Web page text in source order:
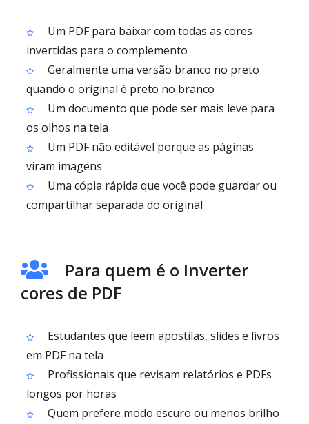
Um PDF para baixar com todas as cores
invertidas para o complemento
Geralmente uma versão branco no preto
quando o original é preto no branco
Um documento que pode ser mais leve para
os olhos na tela
Um PDF não editável porque as páginas
viram imagens
Uma cópia rápida que você pode guardar ou
compartilhar separada do original
Para quem é o Inverter
cores de PDF
Estudantes que leem apostilas, slides e livros
em PDF na tela
Profissionais que revisam relatórios e PDFs
longos por horas
Quem prefere modo escuro ou menos brilho